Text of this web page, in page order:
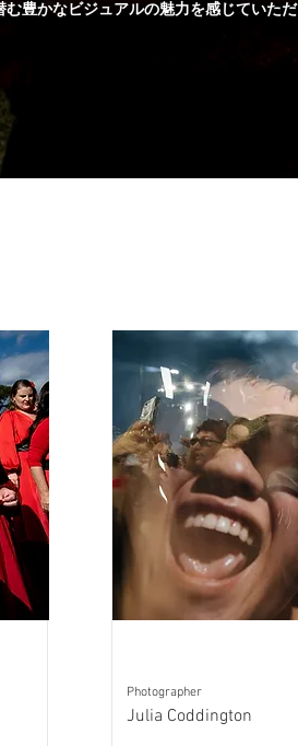
む豊かなビジュアルの魅力を感じていただ
Photographer
Julia Coddington